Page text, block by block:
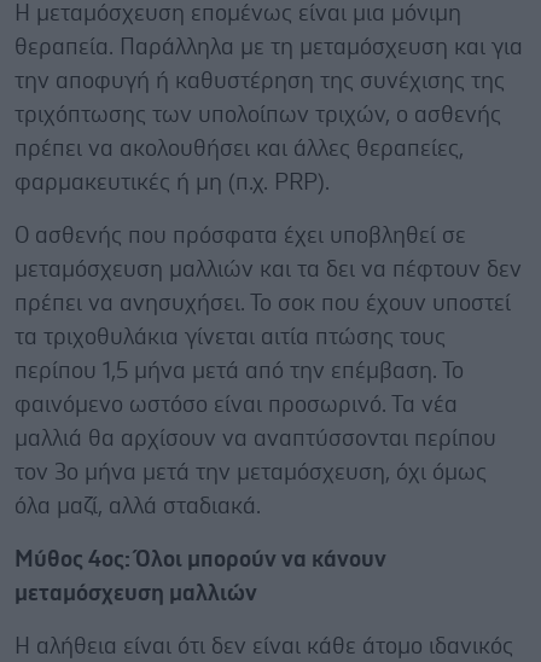
Η μεταμόσχευση επομένως είναι μια μόνιμη
θεραπεία. Παράλληλα με τη μεταμόσχευση και για
την αποφυγή ή καθυστέρηση της συνέχισης της
τριχόπτωσης των υπολοίπων τριχών, ο ασθενής
πρέπει να ακολουθήσει και άλλες θεραπείες,
φαρμακευτικές ή μη (π.χ. PRP).
Ο ασθενής που πρόσφατα έχει υποβληθεί σε
μεταμόσχευση μαλλιών και τα δει να πέφτουν δεν
πρέπει να ανησυχήσει. Το σοκ που έχουν υποστεί
τα τριχοθυλάκια γίνεται αιτία πτώσης τους
περίπου 1,5 μήνα μετά από την επέμβαση. Το
φαινόμενο ωστόσο είναι προσωρινό. Τα νέα
μαλλιά θα αρχίσουν να αναπτύσσονται περίπου
τον 3ο μήνα μετά την μεταμόσχευση, όχι όμως
όλα μαζί, αλλά σταδιακά.
Μύθος 4ος: Όλοι μπορούν να κάνουν
μεταμόσχευση μαλλιών
Η αλήθεια είναι ότι δεν είναι κάθε άτομο ιδανικός